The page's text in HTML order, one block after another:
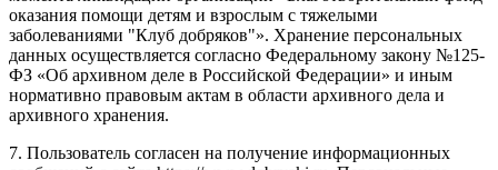
оказания помощи детям и взрослым с тяжелыми
заболеваниями "Клуб добряков"». Хранение персональных
данных осуществляется согласно Федеральному закону №125-
ФЗ «Об архивном деле в Российской Федерации» и иным
нормативно правовым актам в области архивного дела и
архивного хранения.
7. Пользователь согласен на получение информационных